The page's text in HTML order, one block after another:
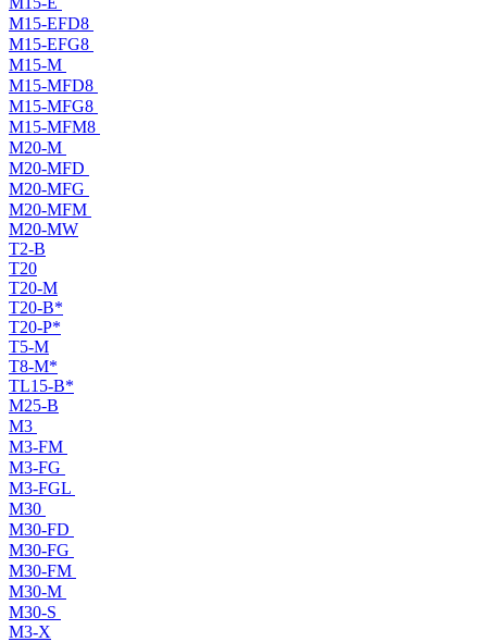
M15-EFD8
M15-EFG8
M15-M
M15-MFD8
M15-MFG8
M15-MFM8
M20-M
M20-MFD
M20-MFG
M20-MFM
M20-MW
T2-B
T20
T20-M
T20-B*
T20-P*
T5-M
T8-M*
TL15-B*
M25-B
M3
M3-FM
M3-FG
M3-FGL
M30
M30-FD
M30-FG
M30-FM
M30-M
M30-S
M3-X